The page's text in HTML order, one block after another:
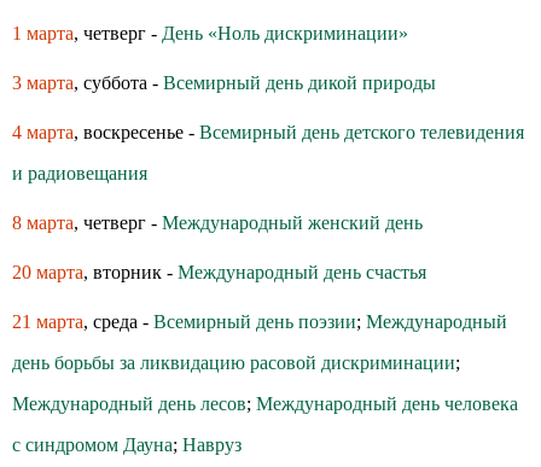
1 марта, четверг - День «Ноль дискриминации»
3 марта, суббота - Всемирный день дикой природы
4 марта, воскресенье - Всемирный день детского телевидения
и радиовещания
8 марта, четверг - Международный женский день
20 марта, вторник - Международный день счастья
21 марта, среда - Всемирный день поэзии; Международный
день борьбы за ликвидацию расовой дискриминации;
Международный день лесов; Международный день человека
с синдромом Дауна; Навруз